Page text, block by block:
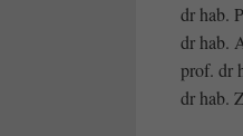
dr hab.
dr hab.
prof. dr
dr hab.